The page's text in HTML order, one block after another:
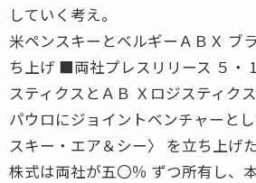
していく考え。
米ペンスキーとベルギーＡＢＸ ブ
ち上げ ■両社プレスリリース ５・
スティクスとＡＢ Ｘロジスティク
パウロにジョイントベンチャーと
スキー・エア＆シー〉 を立ち上げた
株式は両社が五〇％ ずつ所有し、